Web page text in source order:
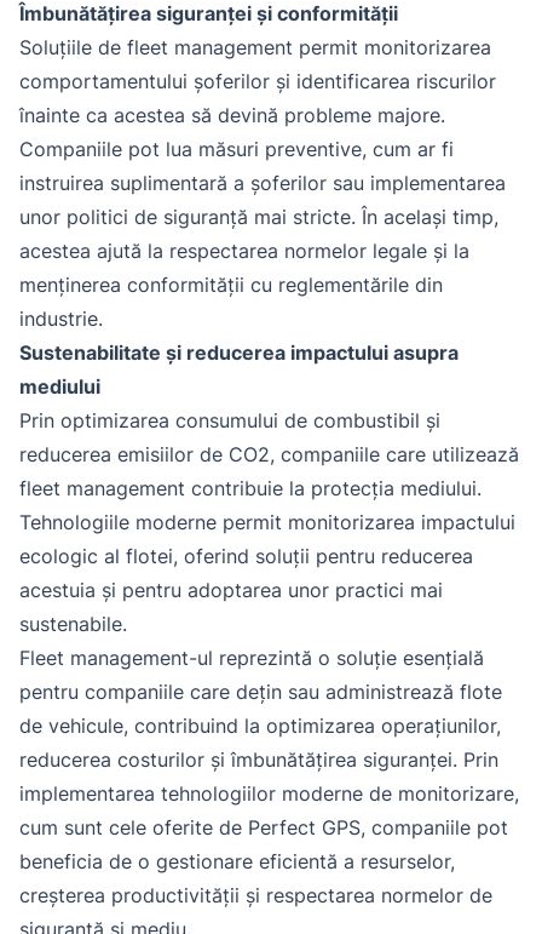
Îmbunătățirea siguranței și conformității
Soluțiile de fleet management permit monitorizarea
comportamentului șoferilor și identificarea riscurilor
înainte ca acestea să devină probleme majore.
Companiile pot lua măsuri preventive, cum ar fi
instruirea suplimentară a șoferilor sau implementarea
unor politici de siguranță mai stricte. În același timp,
acestea ajută la respectarea normelor legale și la
menținerea conformității cu reglementările din
industrie.
Sustenabilitate și reducerea impactului asupra
mediului
Prin optimizarea consumului de combustibil și
reducerea emisiilor de CO2, companiile care utilizează
fleet management contribuie la protecția mediului.
Tehnologiile moderne permit monitorizarea impactului
ecologic al flotei, oferind soluții pentru reducerea
acestuia și pentru adoptarea unor practici mai
sustenabile.
Fleet management-ul reprezintă o soluție esențială
pentru companiile care dețin sau administrează flote
de vehicule, contribuind la optimizarea operațiunilor,
reducerea costurilor și îmbunătățirea siguranței. Prin
implementarea tehnologiilor moderne de monitorizare,
cum sunt cele oferite de Perfect GPS, companiile pot
beneficia de o gestionare eficientă a resurselor,
creșterea productivității și respectarea normelor de